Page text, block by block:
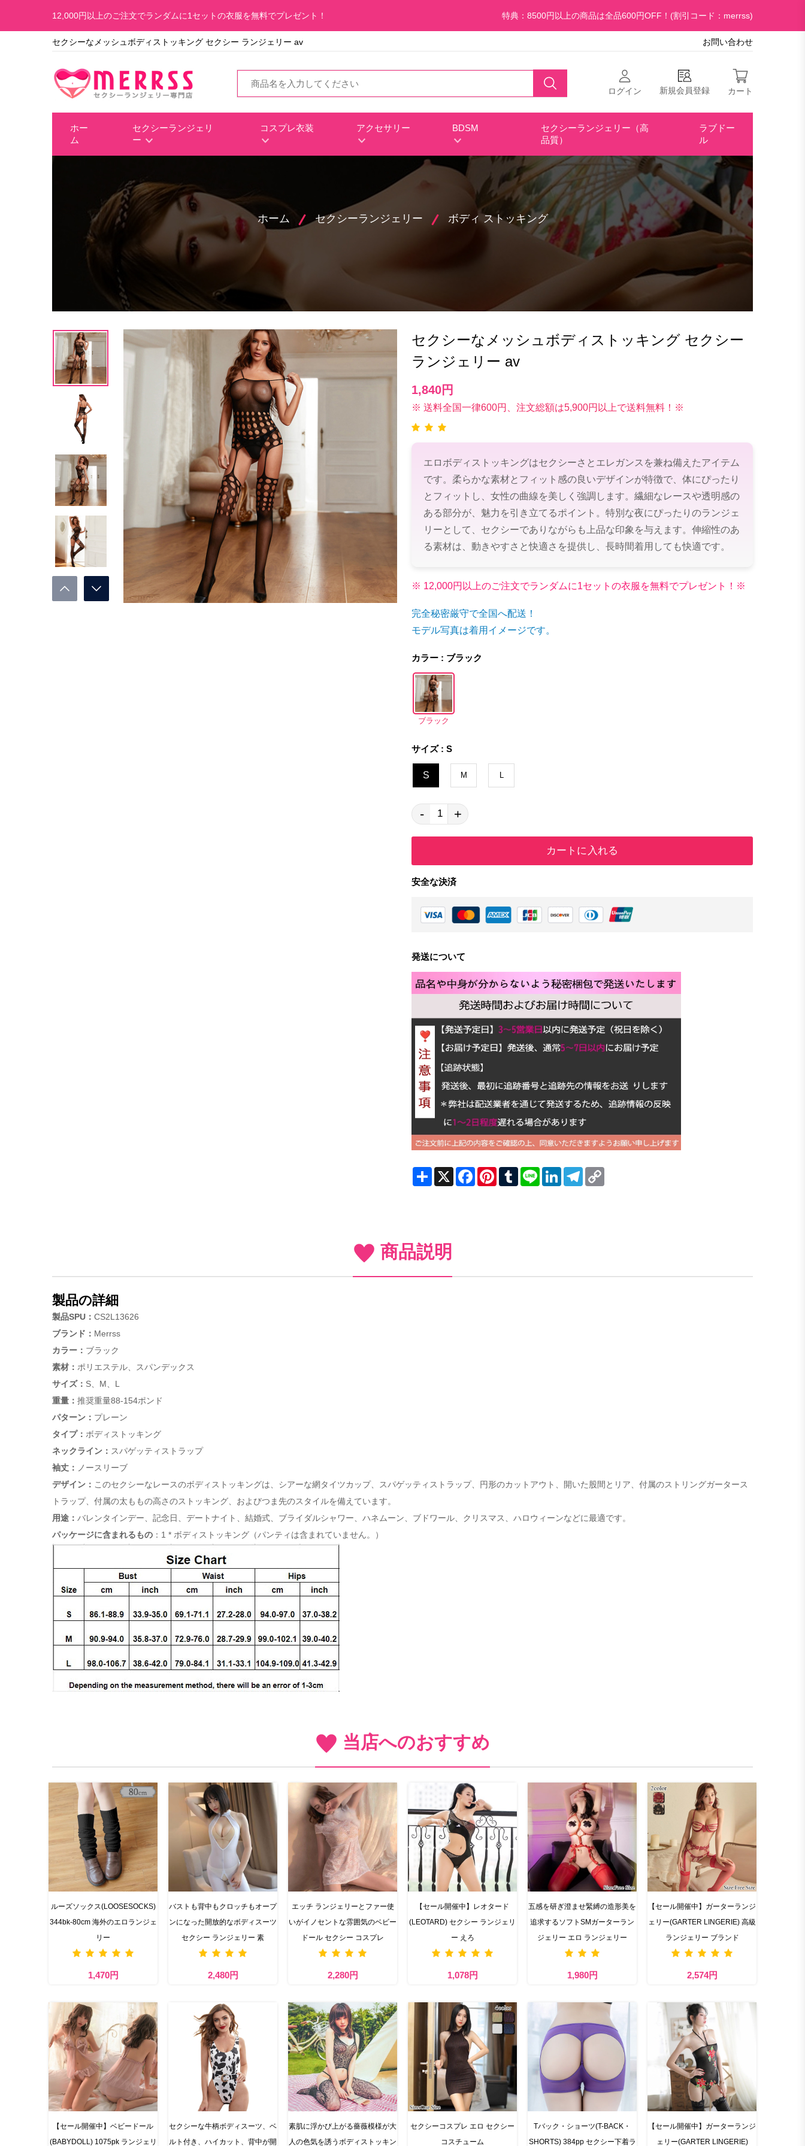
12,000円以上のご注文でランダムに1セットの衣服を無料でプレゼント！ 特典：8500円以上の商品は全品600円OFF！(割引コード：merrss)
セクシーなメッシュボディストッキング セクシー ランジェリー av お問い合わせ
ログイン 新規会員登録 カート
ホー
ム
セクシーランジェリ
ー
コスプレ衣装 アクセサリー BDSM
セクシーランジェリー（高
品質）
ラブドー
ル
ホーム セクシーランジェリー ボディ ストッキング
セクシーなメッシュボディストッキング セクシー
ランジェリー av
1,840円
※ 送料全国一律600円、注文総額は5,900円以上で送料無料！※
エロボディストッキングはセクシーさとエレガンスを兼ね備えたアイテム
です。柔らかな素材とフィット感の良いデザインが特徴で、体にぴったり
とフィットし、女性の曲線を美しく強調します。繊細なレースや透明感の
ある部分が、魅力を引き立てるポイント。特別な夜にぴったりのランジェ
リーとして、セクシーでありながらも上品な印象を与えます。伸縮性のあ
る素材は、動きやすさと快適さを提供し、長時間着用しても快適です。
※ 12,000円以上のご注文でランダムに1セットの衣服を無料でプレゼント！※
完全秘密厳守で全国へ配送！
モデル写真は着用イメージです。
カラー : ブラック
ブラック
サイズ : S
S M L
- +
カートに入れる
安全な決済
発送について
ShareX FacebookPinterestTumblrLine LinkedInTelegram
商品説明
製品の詳細
製品SPU： CS2L13626
ブランド： Merrss
カラー： ブラック
素材： ポリエステル、スパンデックス
サイズ： S、M、L
重量： 推奨重量88-154ポンド
パターン： プレーン
タイプ： ボディストッキング
ネックライン： スパゲッティストラップ
袖丈： ノースリーブ
デザイン： このセクシーなレースのボディストッキングは、シアーな網タイツカップ、スパゲッティストラップ、円形のカットアウト、開いた股間とリア、付属のストリングガータース
トラップ、付属の太ももの高さのストッキング、およびつま先のスタイルを備えています。
用途： バレンタインデー、記念日、デートナイト、結婚式、ブライダルシャワー、ハネムーン、ブドワール、クリスマス、ハロウィーンなどに最適です。
パッケージに含まれるもの ：1 * ボディストッキング（パンティは含まれていません。）
当店へのおすすめ
ルーズソックス(LOOSESOCKS)
344bk-80cm 海外のエロランジェ
リー
1,470円
バストも背中もクロッチもオープ
ンになった開放的なボディスーツ
セクシー ランジェリー 素
2,480円
エッチ ランジェリーとファー使
いがイノセントな雰囲気のベビー
ドール セクシー コスプレ
2,280円
【セール開催中】レオタード
(LEOTARD) セクシー ランジェリ
ー えろ
1,078円
五感を研ぎ澄ませ緊縛の造形美を
追求するソフトSMガーターラン
ジェリー エロ ランジェリー
1,980円
【セール開催中】ガーターランジ
ェリー(GARTER LINGERIE) 高級
ランジェリー ブランド
2,574円
【セール開催中】ベビードール
(BABYDOLL) 1075pk ランジェリ
セクシーな牛柄ボディスーツ、ベ
ルト付き、ハイカット、背中が開
素肌に浮かび上がる薔薇模様が大
人の色気を誘うボディストッキン
セクシーコスプレ エロ セクシー
コスチューム
Tバック・ショーツ(T-BACK・
SHORTS) 384pp セクシー下着ラ
【セール開催中】ガーターランジ
ェリー(GARTER LINGERIE)